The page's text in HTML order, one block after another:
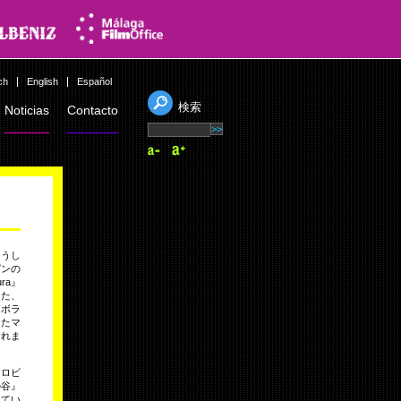
Español
English
Noticias Contacto 検索
し
の
』
、
ラ
マ
ま
ビ
』